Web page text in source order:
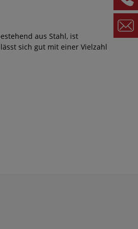
aus Stahl, ist
sich gut mit einer Vielzahl